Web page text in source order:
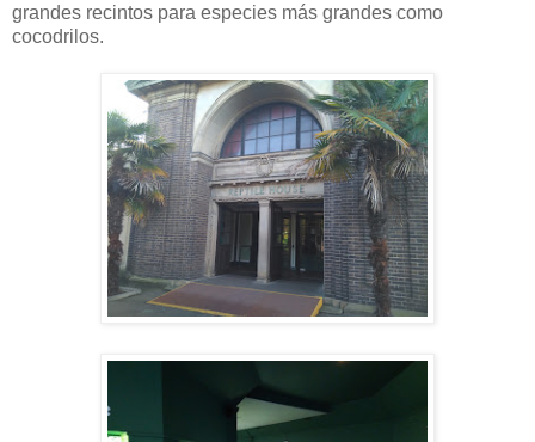
grandes recintos para especies más grandes como
cocodrilos.